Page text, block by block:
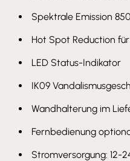
Spektrale Emission
Hot Spot Reduction
LED Status-Indikator
IK09
Wandhalterung im
Fernbedienung
Stromversorgung: 12-